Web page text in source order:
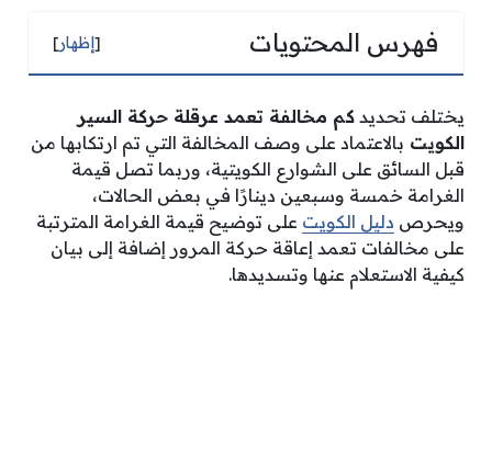
فهرس المحتويات [إظهار]
يختلف تحديد كم مخالفة تعمد عرقلة حركة السير
الكويت بالاعتماد على وصف المخالفة التي تم ارتكابها من
قبل السائق على الشوارع الكويتية، وربما تصل قيمة
الغرامة خمسة وسبعين دينارًا في بعض الحالات،
ويحرص دليل الكويت على توضيح قيمة الغرامة المترتبة
على مخالفات تعمد إعاقة حركة المرور إضافة إلى بيان
كيفية الاستعلام عنها وتسديدها.